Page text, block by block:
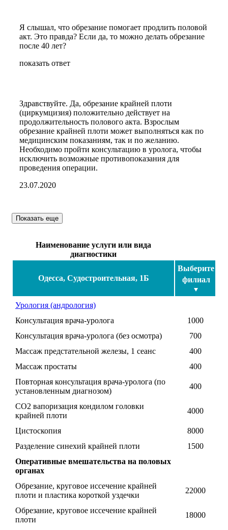
Я слышал, что обрезание помогает продлить половой
акт. Это правда? Если да, то можно делать обрезание
после 40 лет?
показать ответ
Здравствуйте. Да, обрезание крайней плоти
(циркумцизия) положительно действует на
продолжительность полового акта. Взрослым
обрезание крайней плоти может выполняться как по
медицинским показаниям, так и по желанию.
Необходимо пройти консультацию в уролога, чтобы
исключить возможные противопоказания для
проведения операции.
23.07.2020
Показать еще
Наименование услуги или вида
диагностики
Одесса, Судостроительная, 1Б
Выберите
филиал
Урология (андрология)
Консультация врача-уролога
1000
Консультация врача-уролога (без осмотра)
700
Массаж предстательной железы, 1 сеанс
400
Массаж простаты
400
Повторная консультация врача-уролога (по
установленным диагнозом)
400
СО2 вапоризация кондилом головки
крайней плоти
4000
Цистоскопия
8000
Разделение синехий крайней плоти
1500
Оперативные вмешательства на половых
органах
Обрезание, круговое иссечение крайней
плоти и пластика короткой уздечки
22000
Обрезание, круговое иссечение крайней
плоти
18000